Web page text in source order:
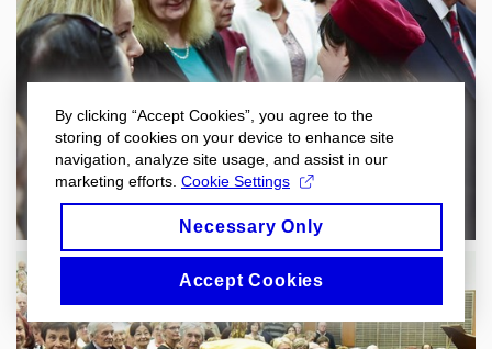
By clicking “Accept Cookies”, you agree to the
storing of cookies on your device to enhance site
navigation, analyze site usage, and assist in our
marketing efforts. Cookie Settings
Necessary Only
Accept Cookies